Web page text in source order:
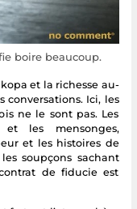
boire beaucoup.
et la richesse au-
conversations. Ici, les
ne le sont pas. Les
les mensonges,
et les histoires de
soupçons sachant
de fiducie est